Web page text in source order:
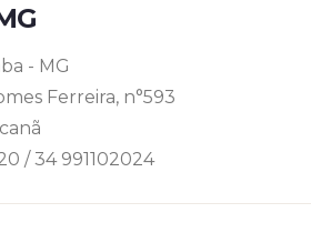
- MG
Ferreira, n°593
/ 34 991102024